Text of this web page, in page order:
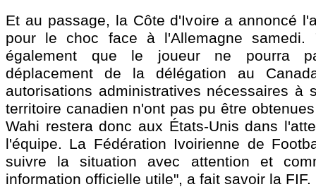
Et au passage, la Côte d'Ivoire a annoncé
pour le choc face à l'Allemagne samedi.
également que le joueur ne pourra
déplacement de la délégation au
autorisations administratives nécessaires à
territoire canadien n'ont pas pu être
Wahi restera donc aux États-Unis dans
l'équipe. La Fédération Ivoirienne de
suivre la situation avec attention et
information officielle utile", a fait savoir la FIF.